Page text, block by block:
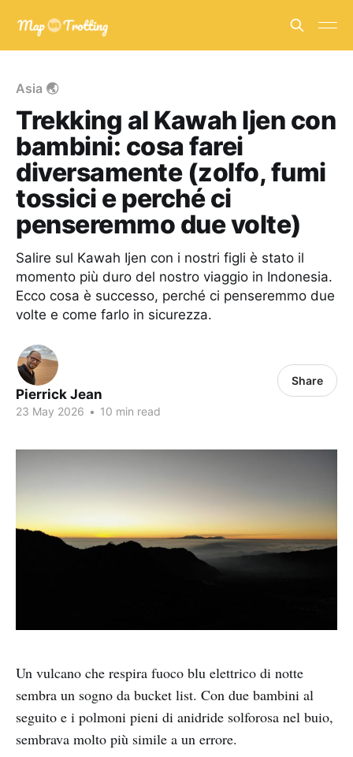
Asia 🌏
Trekking al Kawah Ijen con
bambini: cosa farei
diversamente (zolfo, fumi
tossici e perché ci
penseremmo due volte)
Salire sul Kawah Ijen con i nostri figli è stato il
momento più duro del nostro viaggio in Indonesia.
Ecco cosa è successo, perché ci penseremmo due
volte e come farlo in sicurezza.
Pierrick Jean
23 May 2026 • 10 min read
Share
Un vulcano che respira fuoco blu elettrico di notte
sembra un sogno da bucket list. Con due bambini al
seguito e i polmoni pieni di anidride solforosa nel buio,
sembrava molto più simile a un errore.